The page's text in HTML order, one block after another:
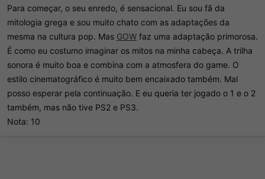
Para começar, o seu enredo, é sensacional. Eu sou fã da
mitologia grega e sou muito chato com as adaptações da
mesma na cultura pop. Mas GOW faz uma adaptação primorosa.
É como eu costumo imaginar os mitos na minha cabeça. A trilha
sonora é muito boa e combina com a atmosfera do game. O
estilo cinematográfico é muito bem encaixado também. Mal
posso esperar pela continuação. E eu queria ter jogado o 1 e o 2
também, mas não tive PS2 e PS3.
Nota: 10